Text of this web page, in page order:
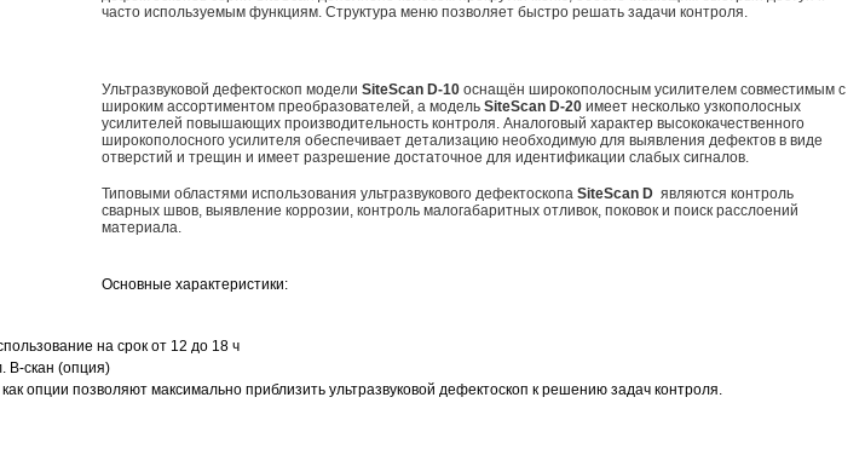
часто используемым функциям. Структура меню позволяет быстро решать задачи контроля.
Ультразвуковой дефектоскоп модели SiteScan D-10 оснащён широкополосным усилителем совместимым с
широким ассортиментом преобразователей, а модель SiteScan D-20 имеет несколько узкополосных
усилителей повышающих производительность контроля. Аналоговый характер высококачественного
широкополосного усилителя обеспечивает детализацию необходимую для выявления дефектов в виде
отверстий и трещин и имеет разрешение достаточное для идентификации слабых сигналов.
Типовыми областями использования ультразвукового дефектоскопа SiteScan D являются контроль
сварных швов, выявление коррозии, контроль малогабаритных отливок, поковок и поиск расслоений
материала.
Основные характеристики:
на срок от 12 до 18 ч
В-скан (опция)
опции позволяют максимально приблизить ультразвуковой дефектоскоп к решению задач контроля.